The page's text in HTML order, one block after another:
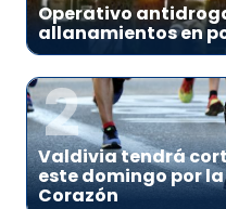
Operativo
allanamientos en
2
Valdivia tendrá
este domingo por
Corazón